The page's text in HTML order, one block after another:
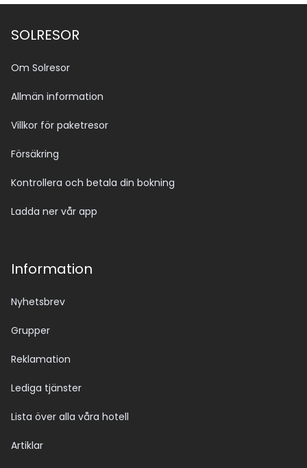
SOLRESOR
Om Solresor
Allmän information
Villkor för paketresor
Försäkring
Kontrollera och betala din bokning
Ladda ner vår app
Information
Nyhetsbrev
Grupper
Reklamation
Lediga tjänster
Lista över alla våra hotell
Artiklar